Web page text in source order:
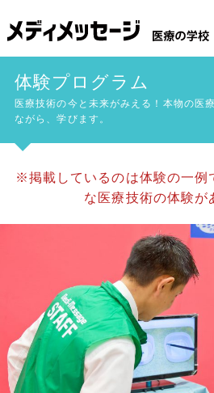
体験プログラム
医療技術の今と未来がみえる！本物の医
ながら、学びます。
※掲載しているのは体験の一例
な医療技術の体験が